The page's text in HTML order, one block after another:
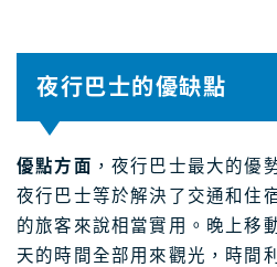
夜行巴士的優缺點
優點方面 ，夜行巴士最大的優
夜行巴士等於解決了交通和住
的旅客來說相當實用。晚上移
天的時間全部用來觀光，時間